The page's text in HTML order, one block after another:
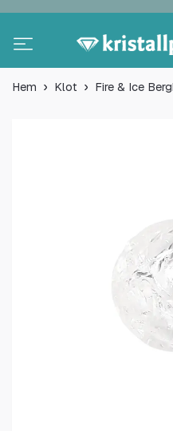
Hem Klot Fire & Ice